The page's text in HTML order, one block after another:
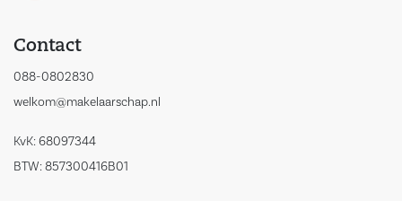
Contact
088-0802830
welkom@makelaarschap.nl
KvK: 68097344
BTW: 857300416B01